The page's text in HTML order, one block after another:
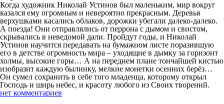
Когда художник Николай Устинов был маленьким, мир вокруг
казался ему огромным и невероятно прекрасным. Деревья
верхушками касались облаков, дорожки убегали далеко-далеко.
А поезда! Они отправлялись от перрона с дымом и свистом,
скрывались в неведомой дали. Пройдут годы, и Николай
Устинов научится передавать на бумажном листе поразившую
его в детстве огромность мира – уходящие в дымку за горизонт
холмы, высокие горы… А на переднем плане тончайшей кистью
изобразит каждую былинку, мелкие монетки осенних берёз…
Он сумел сохранить в себе того младенца, которому открыл
Господь и ширь небес, и красоту любого из Своих творений.
нет комментариев